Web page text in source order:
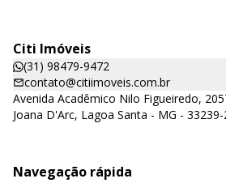
Citi Imóveis
(31) 98479-9472
contato@citiimoveis.com.br
Avenida Acadêmico Nilo Figueiredo,
Joana D'Arc, Lagoa Santa - MG - 33239-
Navegação rápida